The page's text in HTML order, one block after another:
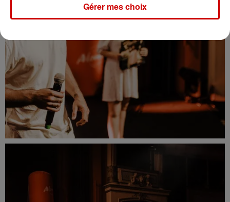
Gérer mes choix